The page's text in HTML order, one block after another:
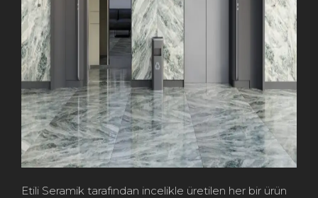
Etili Seramik tarafından incelikle üretilen her bir ürün